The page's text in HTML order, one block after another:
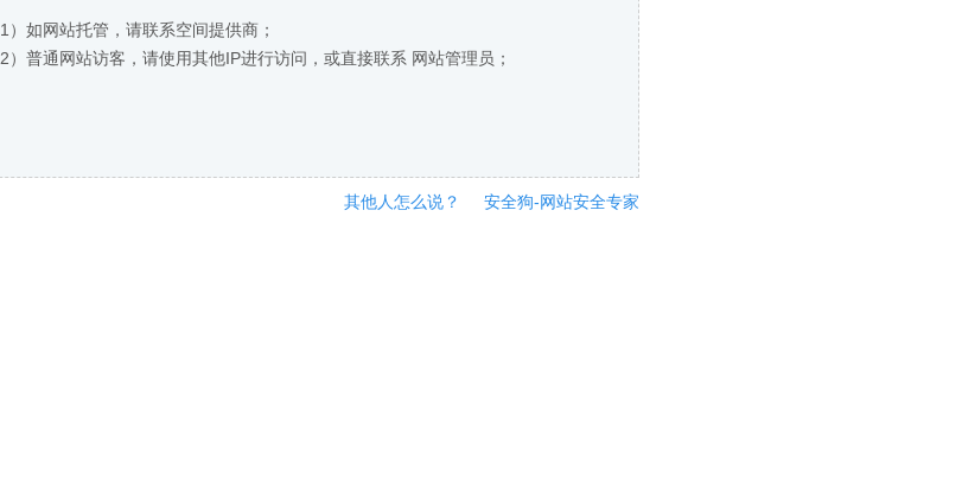
1）如网站托管，请联系空间提供商；
2）普通网站访客，请使用其他IP进行访问，或直接联系 网站管理员；
其他人怎么说？ 安全狗-网站安全专家